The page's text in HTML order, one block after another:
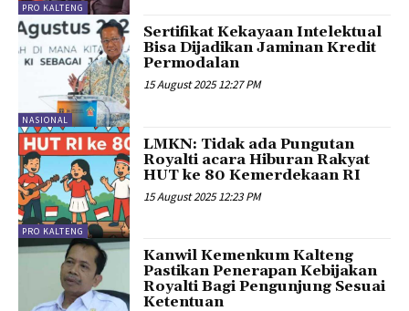
PRO KALTENG
NASIONAL
Sertifikat Kekayaan Intelektual
Bisa Dijadikan Jaminan Kredit
Permodalan
15 August 2025 12:27 PM
PRO KALTENG
LMKN: Tidak ada Pungutan
Royalti acara Hiburan Rakyat
HUT ke 80 Kemerdekaan RI
15 August 2025 12:23 PM
Kanwil Kemenkum Kalteng
Pastikan Penerapan Kebijakan
Royalti Bagi Pengunjung Sesuai
Ketentuan